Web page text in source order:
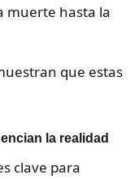
muerte hasta la
que estas
la realidad
clave para